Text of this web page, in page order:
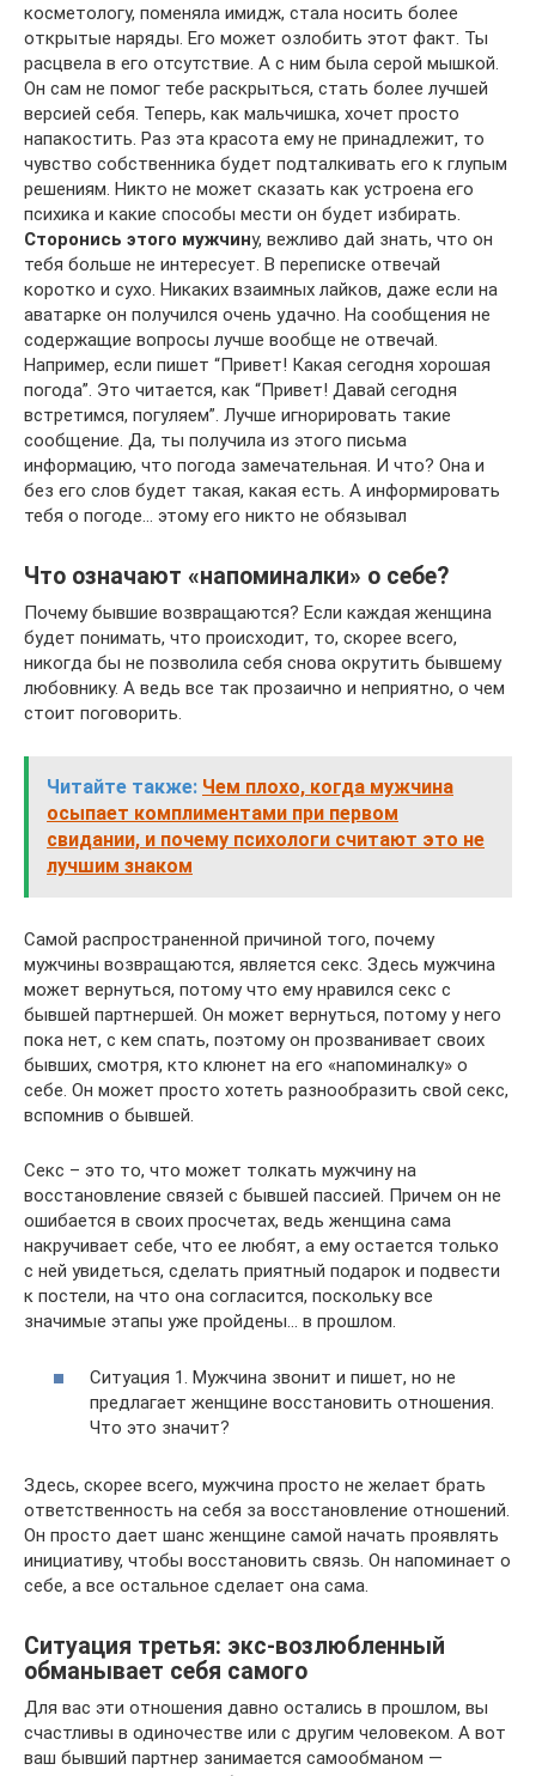
косметологу, поменяла имидж, стала носить более
открытые наряды. Его может озлобить этот факт. Ты
расцвела в его отсутствие. А с ним была серой мышкой.
Он сам не помог тебе раскрыться, стать более лучшей
версией себя. Теперь, как мальчишка, хочет просто
напакостить. Раз эта красота ему не принадлежит, то
чувство собственника будет подталкивать его к глупым
решениям. Никто не может сказать как устроена его
психика и какие способы мести он будет избирать.
Сторонись этого мужчину, вежливо дай знать, что он
тебя больше не интересует. В переписке отвечай
коротко и сухо. Никаких взаимных лайков, даже если на
аватарке он получился очень удачно. На сообщения не
содержащие вопросы лучше вообще не отвечай.
Например, если пишет “Привет! Какая сегодня хорошая
погода”. Это читается, как “Привет! Давай сегодня
встретимся, погуляем”. Лучше игнорировать такие
сообщение. Да, ты получила из этого письма
информацию, что погода замечательная. И что? Она и
без его слов будет такая, какая есть. А информировать
тебя о погоде… этому его никто не обязывал
Что означают «напоминалки» о себе?
Почему бывшие возвращаются? Если каждая женщина
будет понимать, что происходит, то, скорее всего,
никогда бы не позволила себя снова окрутить бывшему
любовнику. А ведь все так прозаично и неприятно, о чем
стоит поговорить.
Читайте также: Чем плохо, когда мужчина
осыпает комплиментами при первом
свидании, и почему психологи считают это не
лучшим знаком
Самой распространенной причиной того, почему
мужчины возвращаются, является секс. Здесь мужчина
может вернуться, потому что ему нравился секс с
бывшей партнершей. Он может вернуться, потому у него
пока нет, с кем спать, поэтому он прозванивает своих
бывших, смотря, кто клюнет на его «напоминалку» о
себе. Он может просто хотеть разнообразить свой секс,
вспомнив о бывшей.
Секс – это то, что может толкать мужчину на
восстановление связей с бывшей пассией. Причем он не
ошибается в своих просчетах, ведь женщина сама
накручивает себе, что ее любят, а ему остается только
с ней увидеться, сделать приятный подарок и подвести
к постели, на что она согласится, поскольку все
значимые этапы уже пройдены… в прошлом.
Ситуация 1. Мужчина звонит и пишет, но не
предлагает женщине восстановить отношения.
Что это значит?
Здесь, скорее всего, мужчина просто не желает брать
ответственность на себя за восстановление отношений.
Он просто дает шанс женщине самой начать проявлять
инициативу, чтобы восстановить связь. Он напоминает о
себе, а все остальное сделает она сама.
Ситуация третья: экс-возлюбленный
обманывает себя самого
Для вас эти отношения давно остались в прошлом, вы
счастливы в одиночестве или с другим человеком. А вот
ваш бывший партнер занимается самообманом —